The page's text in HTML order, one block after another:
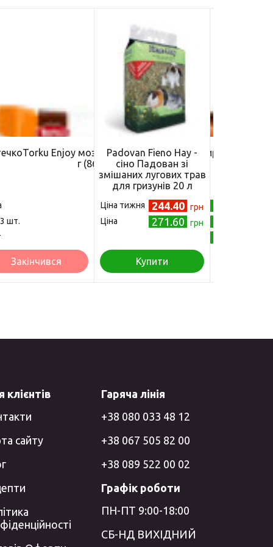
Enjoy мозаїчне з апельсиновим сиропом 40
г (8690120116099)
шт.
Закінчився
Padovan Fieno Hay -
сіно Падован зі
змішаних лугових трав
для гризунів 20 л
Ціна тижня 244.40 грн
Ціна
271.60 грн
Купити
клієнтів
сайту
Гаряча лінія
+38 080 033 48 12
+38 067 505 82 00
+38 089 522 00 02
Графік роботи
ПН-ПТ 9:00-18:00
СБ-НД ВИХІДНИЙ